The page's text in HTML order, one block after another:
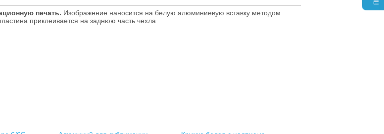
печать. Изображение наносится на белую алюминиевую вставку методом
приклеивается на заднюю часть чехла